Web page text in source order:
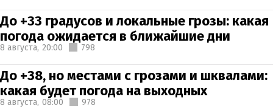
До +33 градусов и локальные грозы: какая
погода ожидается в ближайшие дни
8 августа, 20:00 798
До +38, но местами с грозами и шквалами:
какая будет погода на выходных
8 августа, 08:00 978